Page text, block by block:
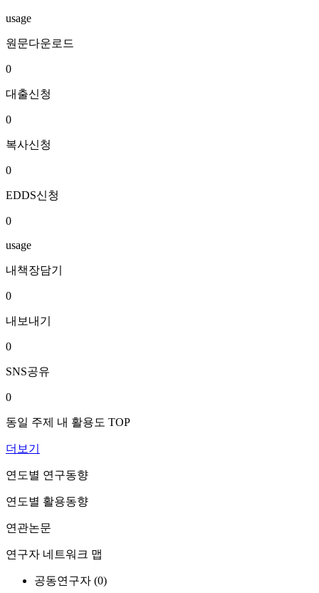
usage
원문다운로드
0
대출신청
0
복사신청
0
EDDS신청
0
usage
내책장담기
0
내보내기
0
SNS공유
0
동일 주제 내 활용도 TOP
더보기
연도별 연구동향
연도별 활용동향
연관논문
연구자 네트워크 맵
공동연구자 (0)